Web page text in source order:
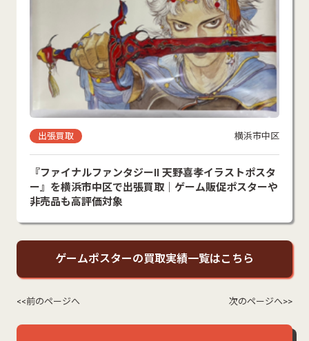
出張買取 横浜市中区
『ファイナルファンタジーII 天野喜孝イラストポスタ
ー』を横浜市中区で出張買取｜ゲーム販促ポスターや
非売品も高評価対象
ゲームポスターの買取実績一覧はこちら
<<前のページへ 次のページへ>>